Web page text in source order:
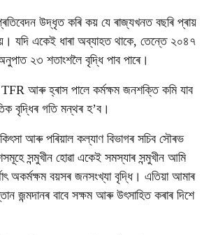
উদ্ধৃত কৰি কয় যে ৰাজ্যখনত বছৰি প্ৰায়
যদি একেই ধাৰা অব্যাহত থাকে, তেন্তে ২০৪৭
২৩ শতাংশলৈ বৃদ্ধি পাব পাৰে।
TFR আৰু হ্ৰাস পালে কৰ্মক্ষম জনশক্তি কমি যাব
বৃদ্ধিৰ গতি মন্থৰ হ’ব।
আৰু পৰিয়াল কল্যাণ বিভাগৰ সচিব সৌৰভ
সন্মুখীন হোৱা একেই সমস্যাৰ সন্মুখীন আমি
অকৰ্মক্ষম বয়সৰ জনসংখ্যা বৃদ্ধি। এতিয়া আমাৰ
জন্মদানৰ বাবে সক্ষম আৰু উৎসাহিত কৰাৰ দিশে